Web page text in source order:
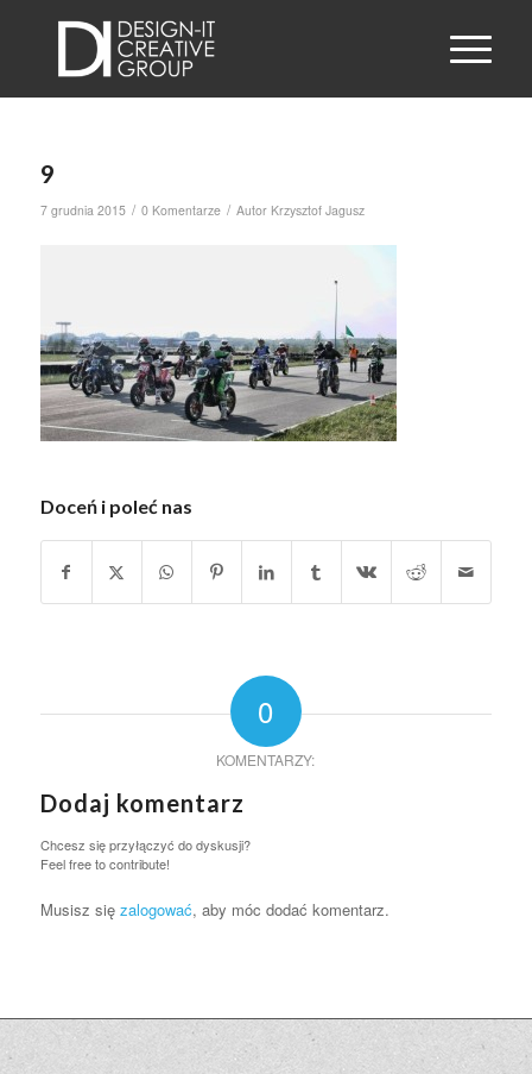
9
7 grudnia 2015 / 0 Komentarze / Autor Krzysztof Jagusz
Doceń i poleć nas
0
KOMENTARZY:
Dodaj komentarz
Chcesz się przyłączyć do dyskusji?
Feel free to contribute!
Musisz się zalogować, aby móc dodać komentarz.